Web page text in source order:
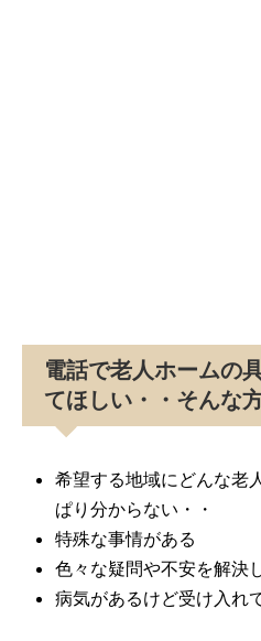
電話で老人ホームの
てほしい・・そんな
希望する地域にどんな老
ぱり分からない・・
特殊な事情がある
色々な疑問や不安を解決
病気があるけど受け入れ